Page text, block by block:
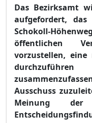
Das Bezirksamt
aufgefordert, das
Schokoll-
öffentlichen
vorzustellen, eine
Ausschuss
Meinung